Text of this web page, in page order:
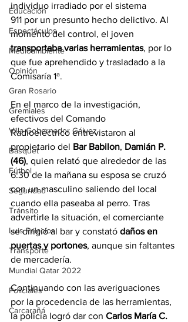
Educación
Espectáculos
Medioambiente
Opinión
Gran Rosario
Gremiales
Villa Gobernador Gálvez
Básquet
Fútbol
Seguridad
Tránsito
Luis Palacios
Transporte
Mundial Qatar 2022
Policiales
Carcarañá
individuo irradiado por el sistema
911 por un presunto hecho delictivo. Al
momento del control, el joven
transportaba varias herramientas, por lo
que fue aprehendido y trasladado a la
Comisaría 1ª.
En el marco de la investigación,
efectivos del Comando
Radioeléctrico entrevistaron al
propietario del Bar Babilon, Damián P.
(46), quien relató que alrededor de las
6:30 de la mañana su esposa se cruzó
con un masculino saliendo del local
cuando ella paseaba al perro. Tras
advertirle la situación, el comerciante
se dirigió al bar y constató daños en
puertas y portones, aunque sin faltantes
de mercadería.
Continuando con las averiguaciones
por la procedencia de las herramientas,
la policía logró dar con Carlos María C.